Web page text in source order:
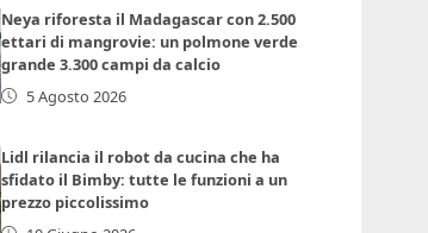
Neya riforesta il Madagascar con 2.500
ettari di mangrovie: un polmone verde
grande 3.300 campi da calcio
5 Agosto 2026
Lidl rilancia il robot da cucina che ha
sfidato il Bimby: tutte le funzioni a un
prezzo piccolissimo